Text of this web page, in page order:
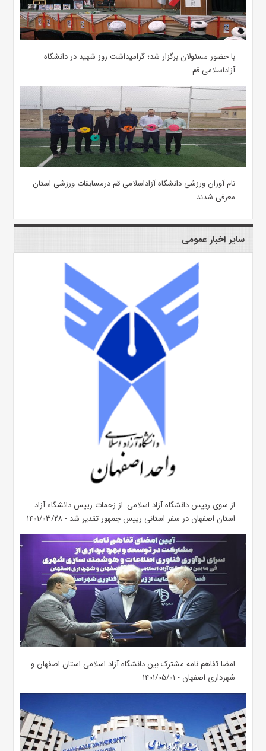
با حضور مسئولان برگزار شد؛ گرامیداشت روز شهید در دانشگاه
آزاداسلامی قم
نام آوران ورزشی دانشگاه آزاداسلامی قم درمسابقات ورزشی استان
معرفی شدند
سایر اخبار عمومی
از سوی رییس دانشگاه آزاد اسلامی: از زحمات رییس دانشگاه آزاد
استان اصفهان در سفر استانی رییس جمهور تقدیر شد - ۱۴۰۱/۰۳/۲۸
امضا تفاهم نامه مشترک بین دانشگاه آزاد اسلامی استان اصفهان و
شهرداری اصفهان - ۱۴۰۱/۰۵/۰۱